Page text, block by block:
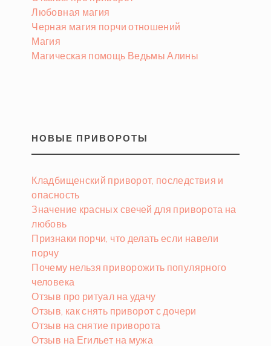
Любовная магия
Черная магия порчи отношений
Магия
Магическая помощь Ведьмы Алины
НОВЫЕ ПРИВОРОТЫ
Кладбищенский приворот, последствия и
опасность
Значение красных свечей для приворота на
любовь
Признаки порчи, что делать если навели
порчу
Почему нельзя приворожить популярного
человека
Отзыв про ритуал на удачу
Отзыв, как снять приворот с дочери
Отзыв на снятие приворота
Отзыв на Егильет на мужа